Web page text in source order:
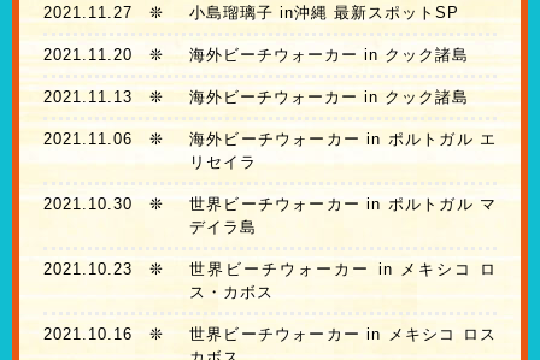
2021.11.27 ❊ 小島瑠璃子 in沖縄 最新スポットSP
2021.11.20❊ 海外ビーチウォーカー in クック諸島
2021.11.13 ❊ 海外ビーチウォーカー in クック諸島
2021.11.06 ❊
海外ビーチウォーカー in ポルトガル エ
リセイラ
2021.10.30 ❊
世界ビーチウォーカー in ポルトガル マ
デイラ島
2021.10.23 ❊
世界ビーチウォーカー in メキシコ ロ
ス・カボス
2021.10.16 ❊
世界ビーチウォーカー in メキシコ ロス